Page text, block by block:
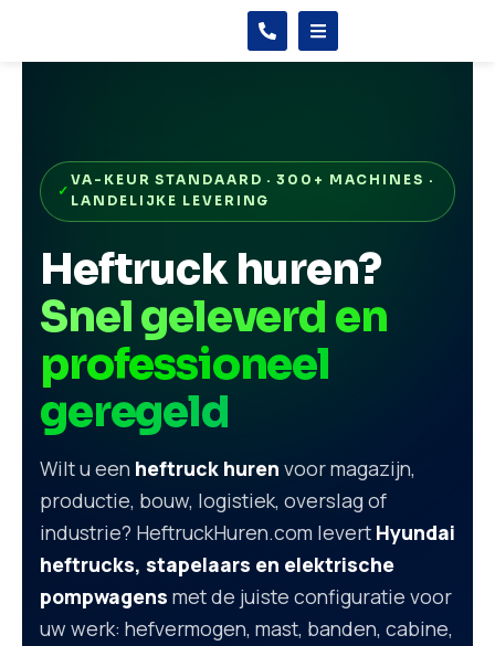
VA-KEUR STANDAARD · 300+ MACHINES ·
LANDELIJKE LEVERING
Heftruck huren?
Snel geleverd en
professioneel
geregeld
Wilt u een heftruck huren voor magazijn,
productie, bouw, logistiek, overslag of
industrie? HeftruckHuren.com levert Hyundai
heftrucks, stapelaars en elektrische
pompwagens met de juiste configuratie voor
uw werk: hefvermogen, mast, banden, cabine,